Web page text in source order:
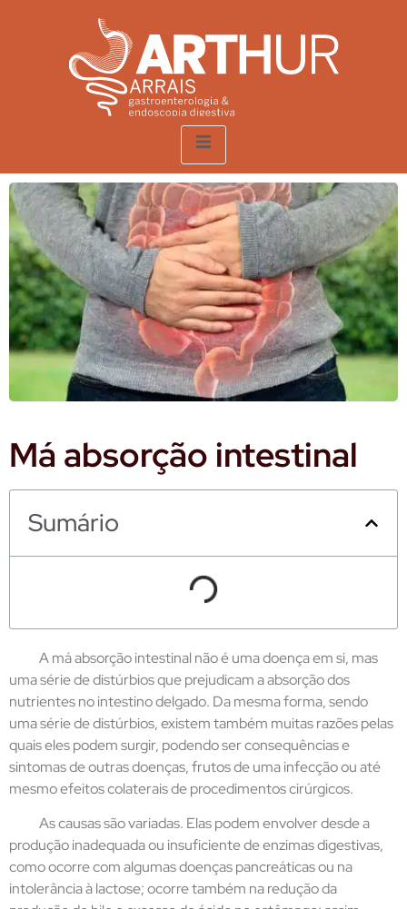
Má absorção intestinal
Sumário
A má absorção intestinal não é uma doença em si, mas
uma série de distúrbios que prejudicam a absorção dos
nutrientes no intestino delgado. Da mesma forma, sendo
uma série de distúrbios, existem também muitas razões pelas
quais eles podem surgir, podendo ser consequências e
sintomas de outras doenças, frutos de uma infecção ou até
mesmo efeitos colaterais de procedimentos cirúrgicos.
As causas são variadas. Elas podem envolver desde a
produção inadequada ou insuficiente de enzimas digestivas,
como ocorre com algumas doenças pancreáticas ou na
intolerância à lactose; ocorre também na redução da